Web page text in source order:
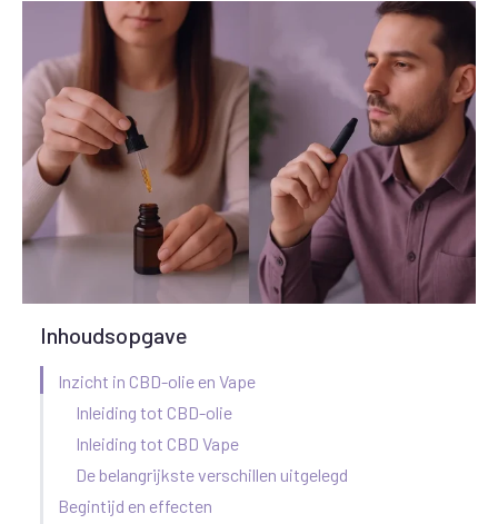
Inhoudsopgave
Inzicht in CBD-olie en Vape
Inleiding tot CBD-olie
Inleiding tot CBD Vape
De belangrijkste verschillen uitgelegd
Begintijd en effecten